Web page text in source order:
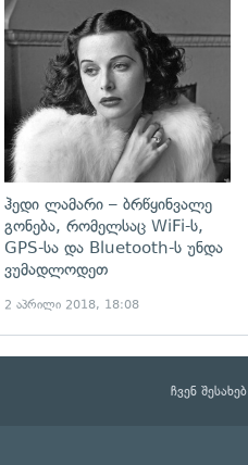
გადახედვა
ჰედი ლამარი – ბრწყინვალე
გონება, რომელსაც WiFi-ს,
GPS-სა და Bluetooth-ს უნდა
ვუმადლოდეთ
2 აპრილი 2018, 18:08
ჩვენ შესახებ